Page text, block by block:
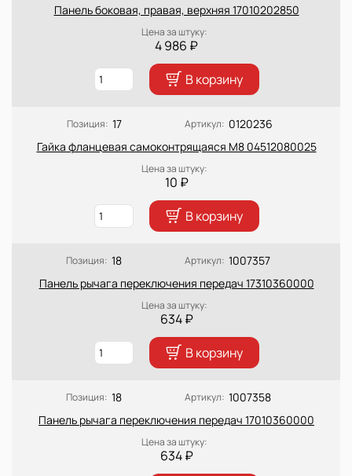
Панель боковая, правая, верхняя 17010202850
Цена за штуку:
4 986 ₽
В корзину
Позиция: 17 Артикул: 0120236
Гайка фланцевая самоконтрящаяся М8 04512080025
Цена за штуку:
10 ₽
В корзину
Позиция: 18 Артикул: 1007357
Панель рычага переключения передач 17310360000
Цена за штуку:
634 ₽
В корзину
Позиция: 18 Артикул: 1007358
Панель рычага переключения передач 17010360000
Цена за штуку:
634 ₽